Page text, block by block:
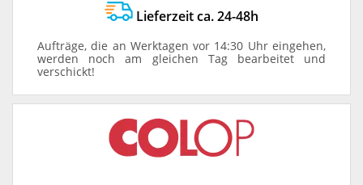
Lieferzeit ca. 24-48h
Aufträge, die an Werktagen vor 14:30 Uhr eingehen,
werden noch am gleichen Tag bearbeitet und
verschickt!